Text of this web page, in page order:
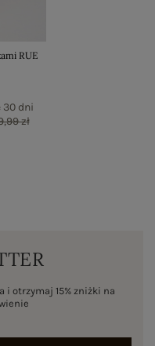
RUE
30 dni
zł
i otrzymaj 15% zniżki na